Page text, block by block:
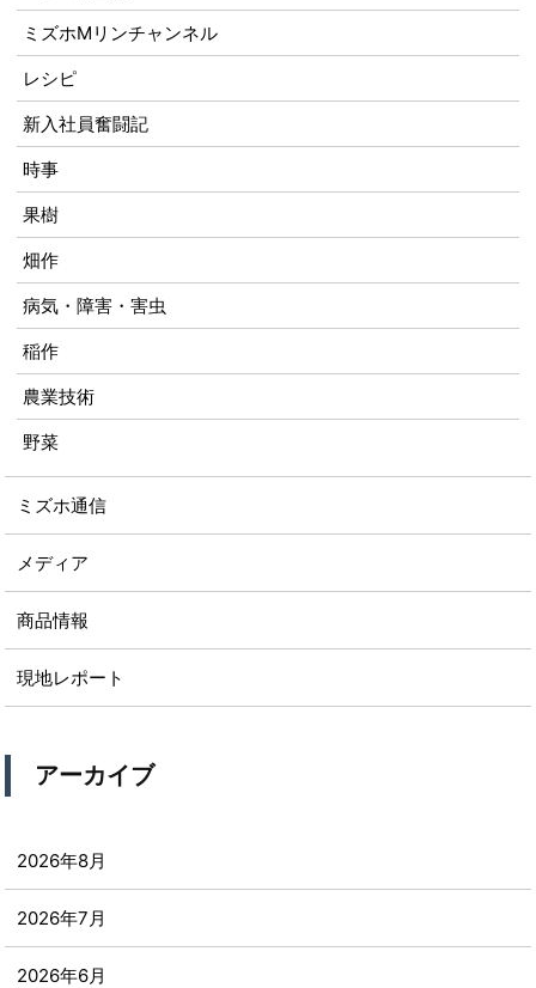
ミズホMリンチャンネル
レシピ
新入社員奮闘記
時事
果樹
畑作
病気・障害・害虫
稲作
農業技術
野菜
ミズホ通信
メディア
商品情報
現地レポート
アーカイブ
2026年8月
2026年7月
2026年6月